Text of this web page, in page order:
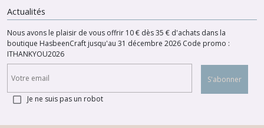
Actualités
Nous avons le plaisir de vous offrir 10 € dès 35 € d'achats dans la
boutique HasbeenCraft jusqu'au 31 décembre 2026 Code promo :
ITHANKYOU2026
S'abonner
Je ne suis pas un robot